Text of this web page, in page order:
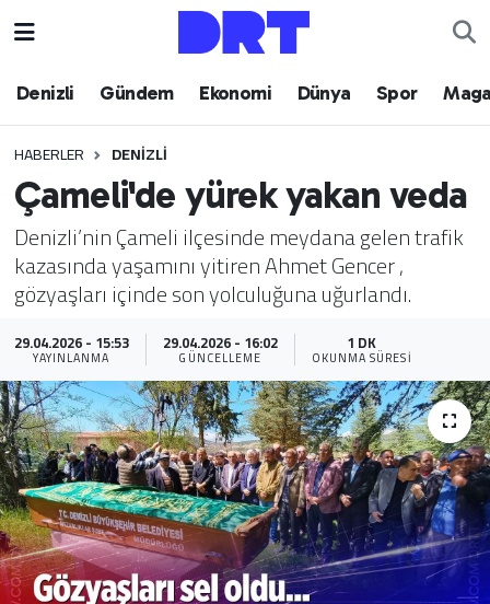
Denizli Gündem Ekonomi Dünya Spor
HABERLER DENIZLI
Çameli'de yürek yakan veda
Denizli’nin Çameli ilçesinde meydana gelen trafik
kazasında yaşamını yitiren Ahmet Gencer ,
gözyaşları içinde son yolculuğuna uğurlandı.
29.04.2026 - 15:53
YAYINLANMA
29.04.2026 - 16:02
GÜNCELLEME
1 DK
OKUNMA SÜRESI
Denizli
Ekonomi
Dünya
Spor
Magazin
Teknoloji
Yaşam
Sağlık
Yazarlar
Hava Durumu
Trafik Durumu
Puan Durumu ve Fikstür
Tüm Manşetler
Son Dakika Haberleri
Haber Arşivi